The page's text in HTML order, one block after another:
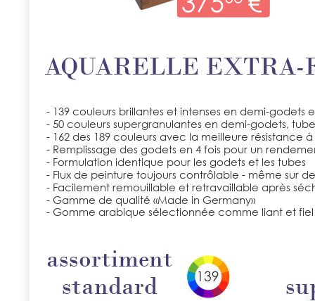
AQUARELLE EXTRA-
- 139 couleurs brillantes et intenses en demi-
- 50 couleurs supergranulantes en demi-godets,
- 162 des 189 couleurs avec la meilleure résistance
- Remplissage des godets en 4 fois pour un
- Formulation identique pour les godets et les tubes
- Flux de peinture toujours contrôlable - même sur
- Facilement remouillable et retravaillable après
- Gamme de qualité «Made in Germany»
- Gomme arabique sélectionnée comme liant et
assortiment
standard